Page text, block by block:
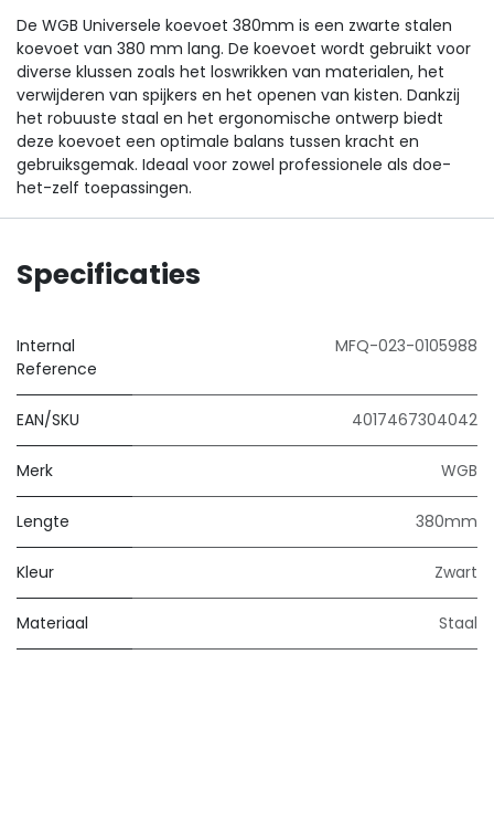
​De WGB Universele koevoet 380mm is een zwarte stalen
koevoet van 380 mm lang. De koevoet wordt gebruikt voor
diverse klussen zoals het loswrikken van materialen, het
verwijderen van spijkers en het openen van kisten. Dankzij
het robuuste staal en het ergonomische ontwerp biedt
deze koevoet een optimale balans tussen kracht en
gebruiksgemak. Ideaal voor zowel professionele als doe-
het-zelf toepassingen.
Specificaties
Internal
Reference
MFQ-023-0105988
EAN/SKU 4017467304042
Merk WGB
Lengte 380mm
Kleur Zwart
Materiaal Staal